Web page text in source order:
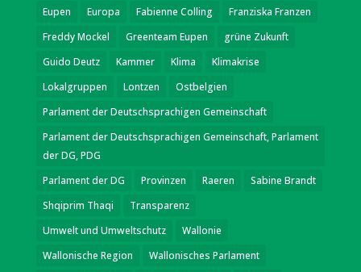
Eupen
Europa Fabienne Colling
Franziska Franzen
Freddy Mockel
Greenteam Eupen
grüne Zukunft
Guido Deutz
Kammer Klima
Klimakrise
Lokalgruppen
Lontzen
Ostbelgien
Parlament der Deutschsprachigen Gemeinschaft
Parlament der Deutschsprachigen Gemeinschaft, Parlament
der DG, PDG
Parlament der DG
Provinzen Raeren
Sabine Brandt
Shqiprim Thaqi
Transparenz
Umwelt und Umweltschutz
Wallonie
Wallonische Region
Wallonisches Parlament